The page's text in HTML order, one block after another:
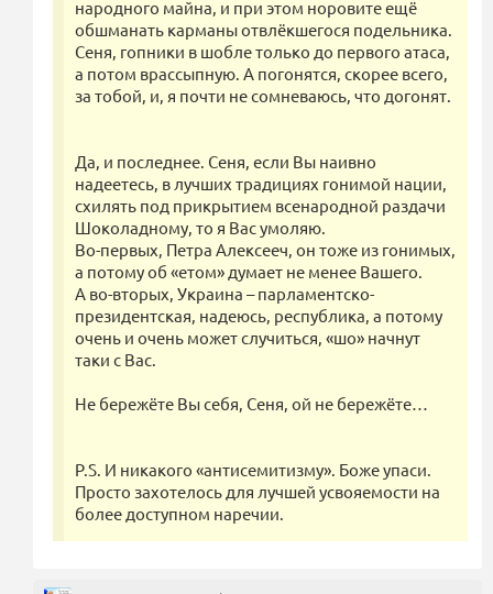
народного майна, и при этом норовите ещё
обшманать карманы отвлёкшегося подельника.
Сеня, гопники в шобле только до первого атаса,
а потом врассыпную. А погонятся, скорее всего,
за тобой, и, я почти не сомневаюсь, что догонят.
Да, и последнее. Сеня, если Вы наивно
надеетесь, в лучших традициях гонимой нации,
схилять под прикрытием всенародной раздачи
Шоколадному, то я Вас умоляю.
Во-первых, Петра Алексееч, он тоже из гонимых,
а потому об «етом» думает не менее Вашего.
А во-вторых, Украина – парламентско-
президентская, надеюсь, республика, а потому
очень и очень может случиться, «шо» начнут
таки с Вас.
Не бережёте Вы себя, Сеня, ой не бережёте…
P.S. И никакого «антисемитизму». Боже упаси.
Просто захотелось для лучшей усвояемости на
более доступном наречии.